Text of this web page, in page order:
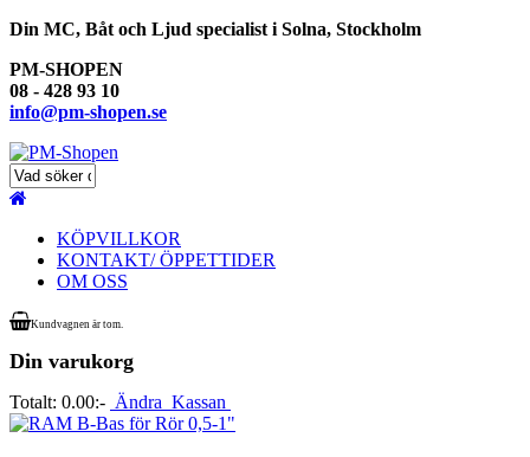
Din MC, Båt och Ljud specialist i Solna, Stockholm
PM-SHOPEN
08 - 428 93 10
info@pm-shopen.se
KÖPVILLKOR
KONTAKT/ ÖPPETTIDER
OM OSS
Kundvagnen är tom.
Din varukorg
Totalt: 0.00:- Ändra Kassan